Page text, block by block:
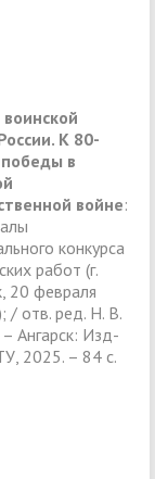
К 80-
в
войне:
конкурса
работ (г.
20 февраля
/ отв. ред. Н. В.
– Ангарск: Изд-
2025. – 84 с.